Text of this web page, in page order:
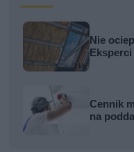
Nie
Cennik
na